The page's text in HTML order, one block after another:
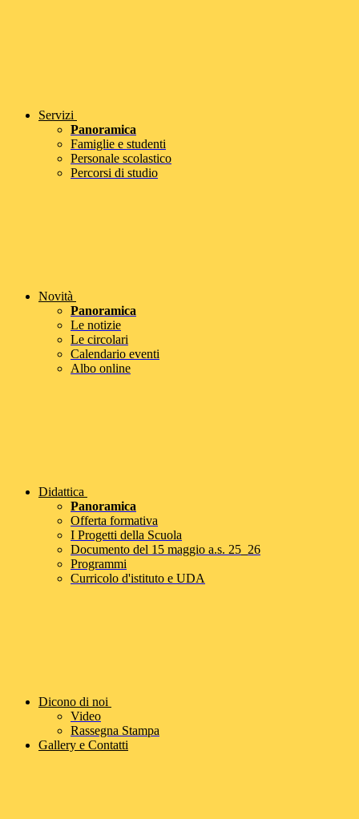
Servizi
Panoramica
Famiglie e studenti
Personale scolastico
Percorsi di studio
Novità
Panoramica
Le notizie
Le circolari
Calendario eventi
Albo online
Didattica
Panoramica
Offerta formativa
I Progetti della Scuola
Documento del 15 maggio a.s. 25_26
Programmi
Curricolo d'istituto e UDA
Dicono di noi
Video
Rassegna Stampa
Gallery e Contatti